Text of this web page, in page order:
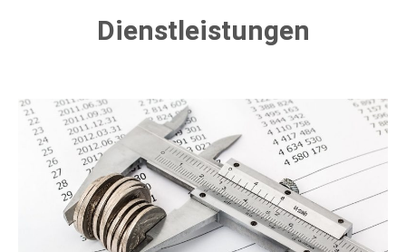
Dienstleistungen